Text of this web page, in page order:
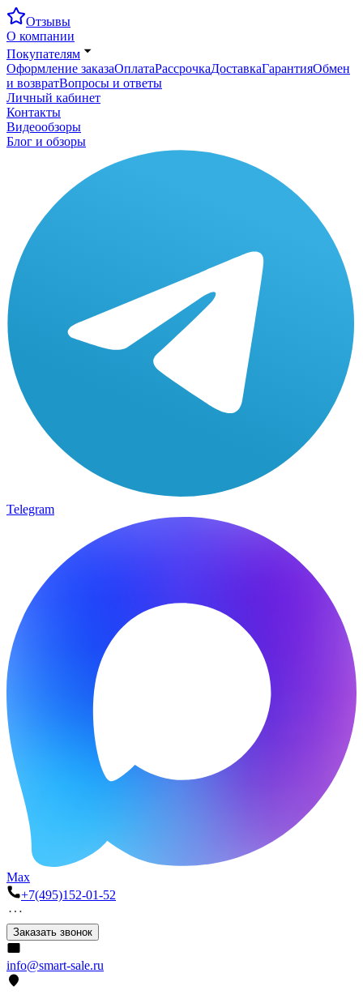
Отзывы
О компании
Покупателям
Оформление заказаОплатаРассрочкаДоставкаГарантияОбмен
и возвратВопросы и ответы
Личный кабинет
Контакты
Видеообзоры
Блог и обзоры
Telegram
Max
+7(495)152-01-52
Заказать звонок
info@smart-sale.ru